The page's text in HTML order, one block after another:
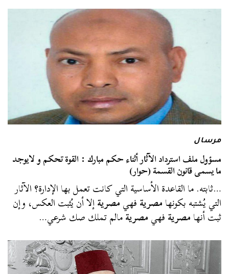
مرسال
مسؤول ملف استرداد الآثار أثناء حكم مبارك : القوة تحكم و لايوجد
ما يسمى قانون القسمة (حوار)
…ثابته. ما القاعدة الأساسية التي كانت تعمل بها الإدارة؟ الآثار
التي يُشتبه بكونهامصريةفهيمصريةإلا أن يُثبت العكس، وإن
ثبت أنهامصريةفهيمصريةمالم تملك صك شرعي…